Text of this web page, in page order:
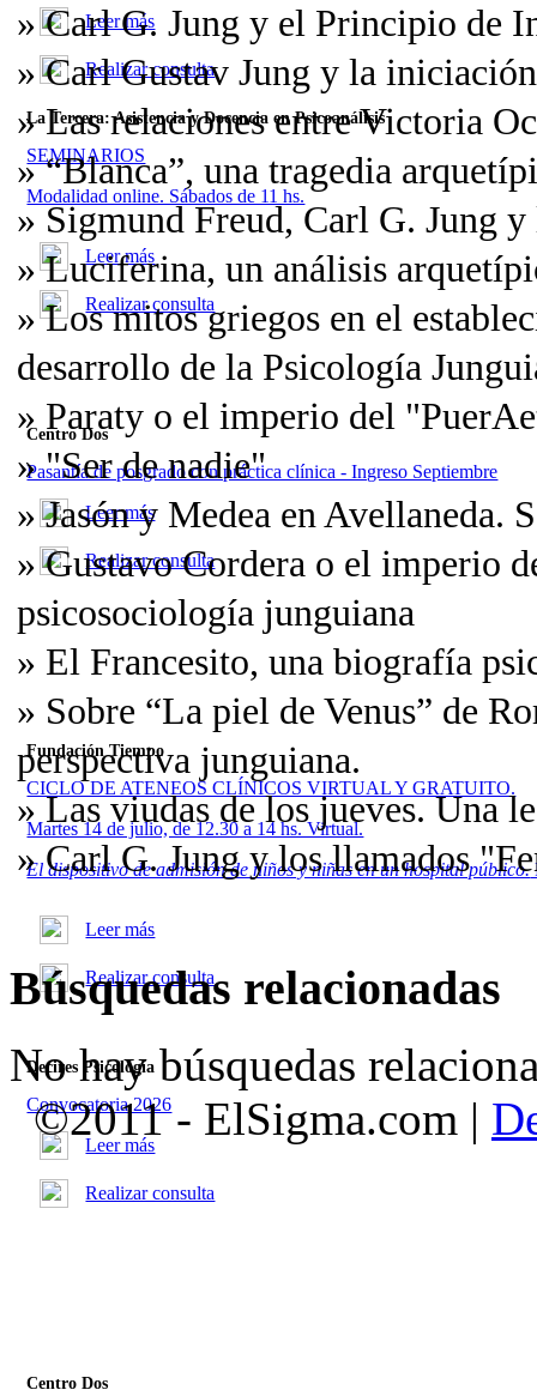
Leer más
Realizar consulta
La Tercera: Asistencia y Docencia en Psicoanálisis
SEMINARIOS
Modalidad online. Sábados de 11 hs.
Leer más
Realizar consulta
Centro Dos
Pasantía de posgrado con práctica clínica - Ingreso Septiembre
Leer más
Realizar consulta
Fundación Tiempo
CICLO DE ATENEOS CLÍNICOS VIRTUAL Y GRATUITO.
Martes 14 de julio, de 12.30 a 14 hs. Virtual.
El dispositivo de admisión de niños y niñas en un hospital público.
Leer más
Realizar consulta
Decires Psicología
Convocatoria 2026
Leer más
Realizar consulta
Centro Dos
» Carl G. Jung y el Principio de
» Carl Gustav Jung y la
» Las relaciones entre Victoria
» “Blanca”, una tragedia
» Sigmund Freud, Carl G. Jung y
» Luciferina, un análisis
» Los mitos griegos en el
desarrollo de la Psicología
» Paraty o el imperio del
» "Ser de nadie"
» Jasón y Medea en Avellaneda.
» Gustavo Cordera o el imperio
psicosociología junguiana
» El Francesito, una biografía
» Sobre “La piel de Venus” de
perspectiva junguiana.
» Las viudas de los jueves. Una
» Carl G. Jung y los llamados
Búsquedas relacionadas
No hay búsquedas
©2011 - ElSigma.com |